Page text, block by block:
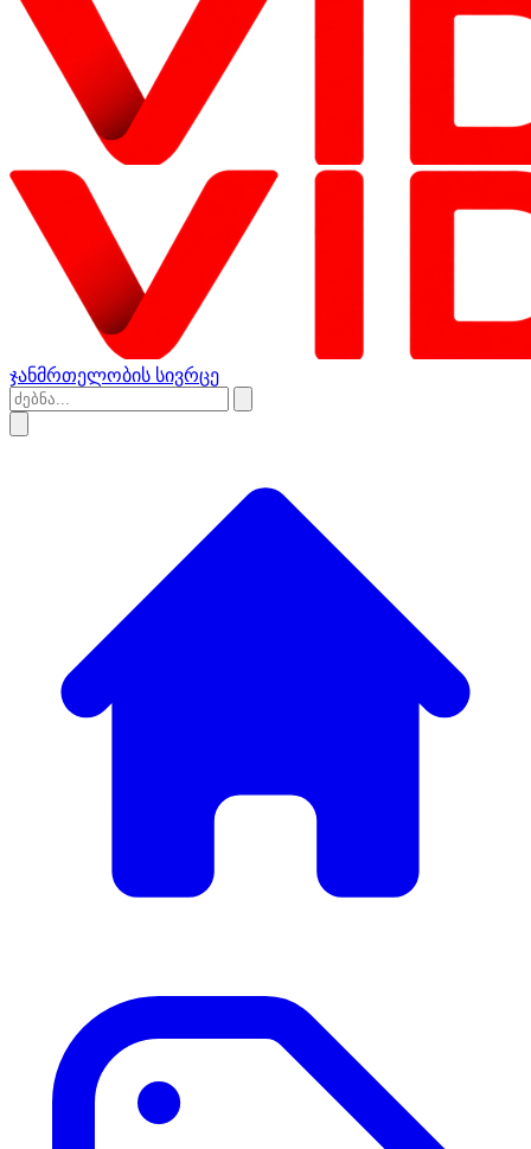
ჯანმრთელობის სივრცე